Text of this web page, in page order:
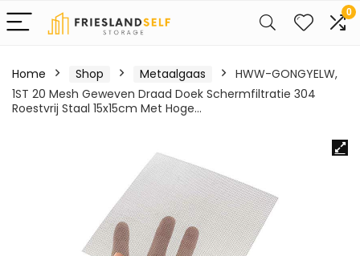
0
Home Shop Metaalgaas
HWW-GONGYELW,
1ST 20 Mesh Geweven Draad Doek Schermfiltratie 304
Roestvrij Staal 15x15cm Met Hoge…